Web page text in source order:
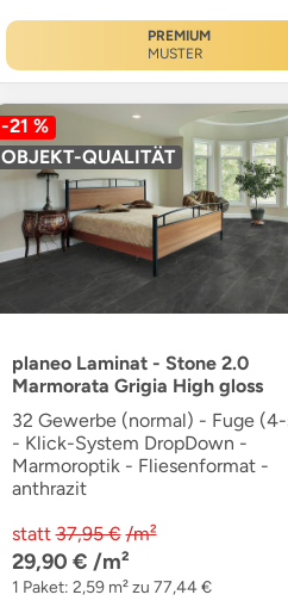
PREMIUM
MUSTER
-21 %
OBJEKT-QUALITÄT
planeo Laminat - Stone 2.0
Marmorata Grigia High gloss
32 Gewerbe (normal) - Fuge
- Klick-System DropDown -
Marmoroptik - Fliesenformat -
anthrazit
statt 37,95 € /m²
29,90 € /m²
1 Paket: 2,59 m² zu 77,44 €